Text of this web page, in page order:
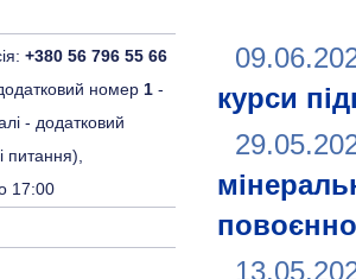
+380 56 796 55 66
номер 1 -
- додатковий
питання),
17:00
курси